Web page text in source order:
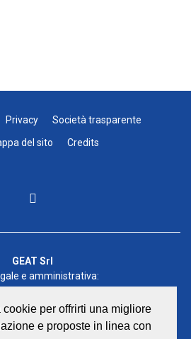
Privacy
Società trasparente
del sito
Credits
GEAT Srl
e amministrativa:
Rimini n. 02418910408
euro 12.233.943,00 I.V.
cookie per offrirti una migliore
e proposte in linea con